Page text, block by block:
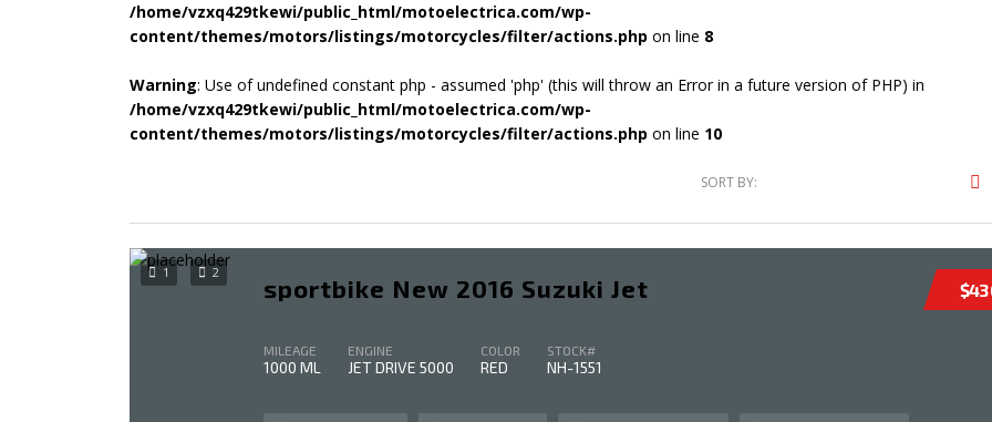
/home/vzxq429tkewi/public_html/motoelectrica.com/wp-
content/themes/motors/listings/motorcycles/filter/actions.php on line 8
Warning: Use of undefined constant php - assumed 'php' (this will throw an Error in a future version of PHP) in
/home/vzxq429tkewi/public_html/motoelectrica.com/wp-
content/themes/motors/listings/motorcycles/filter/actions.php on line 10
SORT BY:
1 2
$43
sportbike New 2016 Suzuki Jet
MILEAGE
1000 ML
ENGINE
JET DRIVE 5000
COLOR
RED
STOCK#
NH-1551